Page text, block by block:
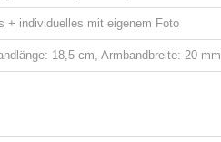
+ individuelles mit eigenem Foto
18,5 cm, Armbandbreite: 20 mm